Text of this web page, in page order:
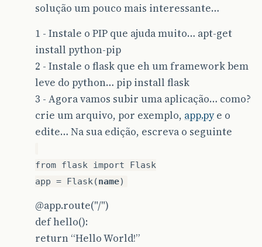
solução um pouco mais interessante…
1 - Instale o PIP que ajuda muito… apt-get
install python-pip
2 - Instale o flask que eh um framework bem
leve do python… pip install flask
3 - Agora vamos subir uma aplicação… como?
crie um arquivo, por exemplo, app.pye o
edite… Na sua edição, escreva o seguinte
from flask import Flask
app = Flask(name)
@app.route("/")
def hello():
return “Hello World!”